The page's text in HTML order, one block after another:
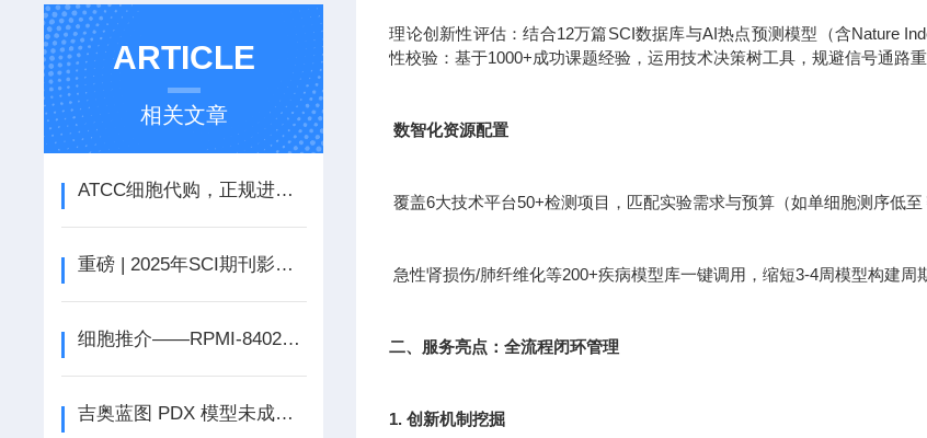
ARTICLE
相关文章
ATCC细胞代购，正规进口售后无忧
重磅 | 2025年SCI期刊影响因子正式公布
细胞推介——RPMI-8402人急性T淋巴细胞白血病细胞
吉奥蓝图 PDX 模型未成瘤即免单
理论创新性评估：结合12万篇SCI数据库与AI热点预测模型（含Nature
性校验：基于1000+成功课题经验，运用技术决策树工具，规避信号通路
数智化资源配置
覆盖6大技术平台50+检测项目，匹配实验需求与预算（如单细胞测序低至
急性肾损伤/肺纤维化等200+疾病模型库一键调用，缩短3-4周模型构建周
二、服务亮点：全流程闭环管理
1. 创新机制挖掘